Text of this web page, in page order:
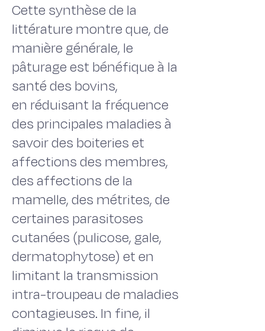
Cette synthèse de la
littérature montre que, de
manière générale, le
pâturage est bénéfique à la
santé des bovins,
en réduisant la fréquence
des principales maladies à
savoir des boiteries et
affections des membres,
des affections de la
mamelle, des métrites, de
certaines parasitoses
cutanées (pulicose, gale,
dermatophytose) et en
limitant la transmission
intra-troupeau de maladies
contagieuses. In fine, il